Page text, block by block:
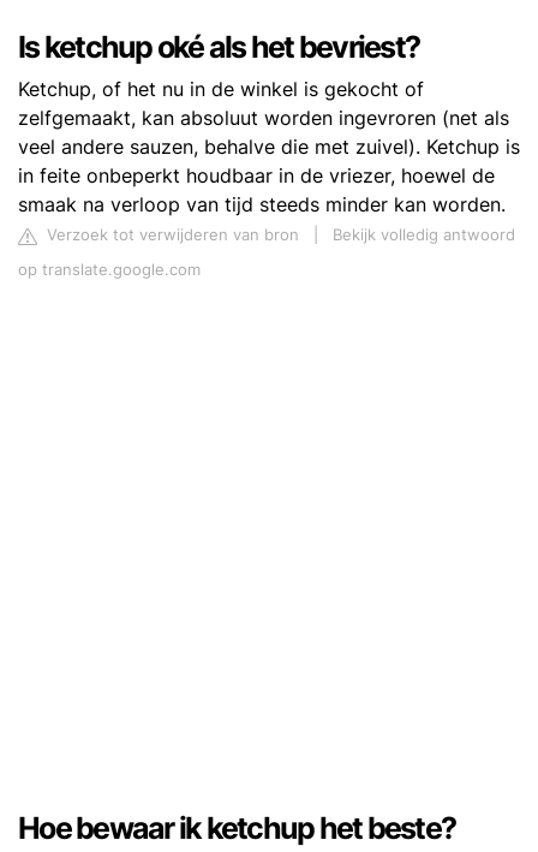
Is ketchup oké als het bevriest?
Ketchup, of het nu in de winkel is gekocht of
zelfgemaakt, kan absoluut worden ingevroren (net als
veel andere sauzen, behalve die met zuivel). Ketchup is
in feite onbeperkt houdbaar in de vriezer, hoewel de
smaak na verloop van tijd steeds minder kan worden.
Verzoek tot verwijderen van bron
Bekijk volledig antwoord
op translate.google.com
Hoe bewaar ik ketchup het beste?